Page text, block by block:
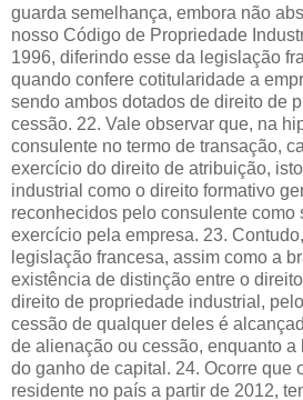
guarda semelhança, embora não
nosso Código de Propriedade
1996, diferindo esse da legislação
quando confere cotitularidade a
sendo ambos dotados de direito de
cessão. 22. Vale observar que, na
consulente no termo de transação,
exercício do direito de atribuição,
industrial como o direito formativo
reconhecidos pelo consulente como
exercício pela empresa. 23.
legislação francesa, assim como a
existência de distinção entre o
direito de propriedade industrial,
cessão de qualquer deles é
de alienação ou cessão, enquanto
do ganho de capital. 24. Ocorre que
residente no país a partir de 2012,